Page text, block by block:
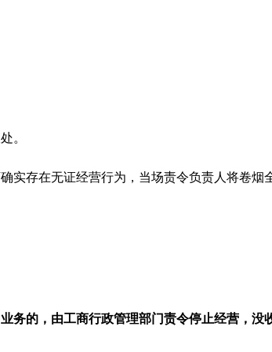
。
实存在无证经营行为，当场责令负责人将卷烟
务的，由工商行政管理部门责令停止经营，没